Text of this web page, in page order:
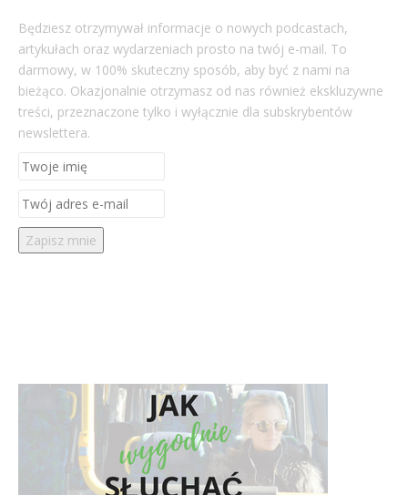
Będziesz otrzymywał informacje o nowych podcastach,
artykułach oraz wydarzeniach prosto na twój e-mail. To
darmowy, w 100% skuteczny sposób, aby być z nami na
bieżąco. Okazjonalnie otrzymasz od nas również ekskluzywne
treści, przeznaczone tylko i wyłącznie dla subskrybentów
newslettera.